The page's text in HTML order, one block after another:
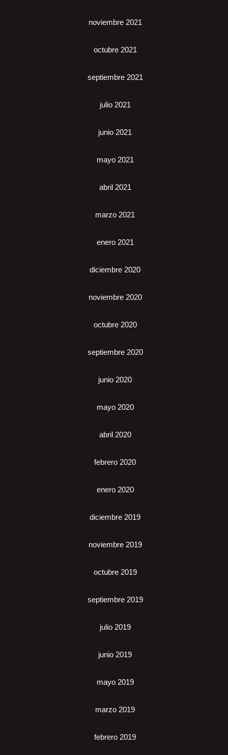
noviembre 2021
octubre 2021
septiembre 2021
julio 2021
junio 2021
mayo 2021
abril 2021
marzo 2021
enero 2021
diciembre 2020
noviembre 2020
octubre 2020
septiembre 2020
junio 2020
mayo 2020
abril 2020
febrero 2020
enero 2020
diciembre 2019
noviembre 2019
octubre 2019
septiembre 2019
julio 2019
junio 2019
mayo 2019
marzo 2019
febrero 2019